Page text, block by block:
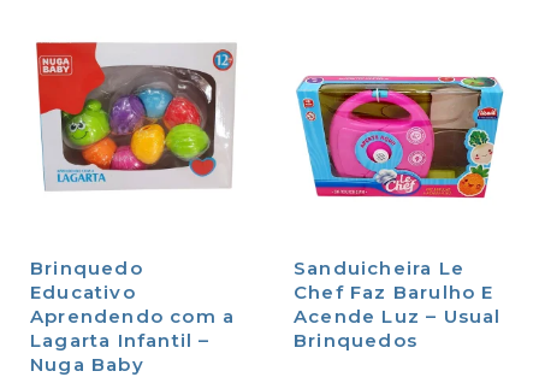
Brinquedo
Educativo
Aprendendo com a
Lagarta Infantil –
Nuga Baby
Sanduicheira Le
Chef Faz Barulho E
Acende Luz – Usual
Brinquedos